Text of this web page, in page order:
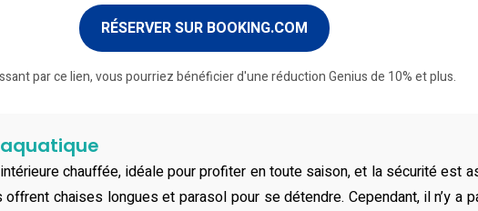
RÉSERVER SUR BOOKING.COM
par ce lien, vous pourriez bénéficier d'une réduction Genius de 10% et plus.
chauffée, idéale pour profiter en toute saison, et la sécurité est
chaises longues et parasol pour se détendre. Cependant, il n’y a